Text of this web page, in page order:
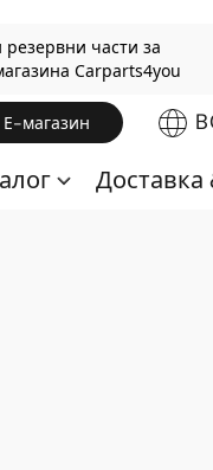
резервни части за
Carparts4you
Е-магазин
Доставка